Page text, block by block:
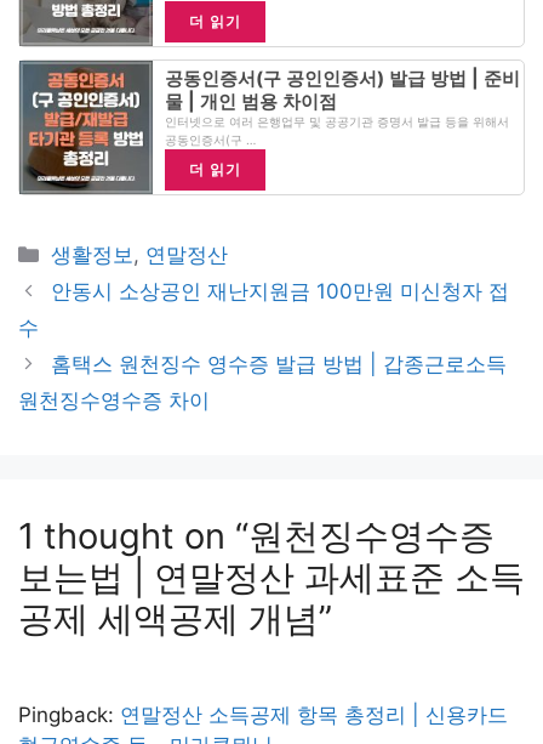
더 읽기
공동인증서(구 공인인증서) 발급 방법 | 준비
물 | 개인 범용 차이점
인터넷으로 여러 은행업무 및 공공기관 증명서 발급 등을 위해서
공동인증서(구 …
더 읽기
Categories
생활정보 , 연말정산
안동시 소상공인 재난지원금 100만원 미신청자 접
수
홈택스 원천징수 영수증 발급 방법 | 갑종근로소득
원천징수영수증 차이
1 thought on “원천징수영수증
보는법 | 연말정산 과세표준 소득
공제 세액공제 개념”
Pingback: 연말정산 소득공제 항목 총정리 | 신용카드